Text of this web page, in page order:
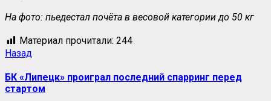
На фото: пьедестал почёта в весовой категории до 50 кг
Материал прочитали: 244
Назад
БК «Липецк» проиграл последний спарринг перед
стартом